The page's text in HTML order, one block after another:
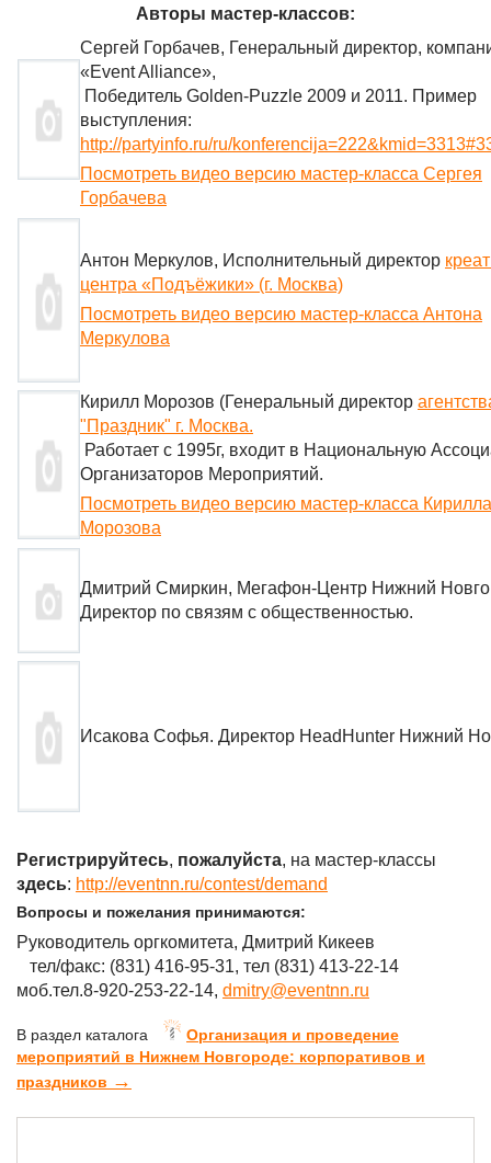
Авторы мастер-классов:
Сергей Горбачев, Генеральный директор,
«Event Alliance»,
Победитель Golden-Puzzle 2009 и 2011. Пример
выступления:
http://partyinfo.ru/ru/
Посмотреть видео версию мастер-класса Сергея
Горбачева
Антон Меркулов, Исполнительный директор
центра «Подъёжики» (г. Москва)
Посмотреть видео версию мастер-класса Антона
Меркулова
Кирилл Морозов (Генеральный директор
"Праздник" г. Москва.
Работает с 1995г, входит в Национальную
Организаторов Мероприятий.
Посмотреть видео версию мастер-класса Кирилла
Морозова
Дмитрий Смиркин, Мегафон-Центр Нижний
Директор по связям с общественностью.
Исакова Софья. Директор HeadHunter Нижний
Регистрируйтесь, пожалуйста, на мастер-классы
здесь: http://eventnn.ru/contest/demand
Вопросы и пожелания принимаются:
Руководитель оргкомитета, Дмитрий Кикеев
тел/факс: (831) 416-95-31, тел (831) 413-22-14
моб.тел.8-920-253-22-14, dmitry@eventnn.ru
В раздел каталога
Организация и проведение
мероприятий в Нижнем Новгороде: корпоративов и
праздников →